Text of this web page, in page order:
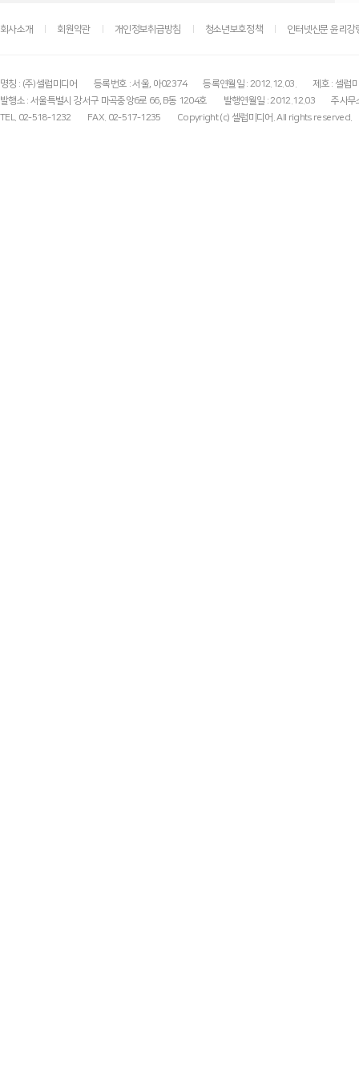
회사소개 회원약관 개인정보취급방침 청소년보호정책 인터넷신문 윤리강
명칭 : (주)셀럽미디어 등록번호 : 서울, 아02374 등록연월일 : 2012.12.03.
제호 : 셀럽
발행소 : 서울특별시 강서구 마곡중앙6로 66, B동 1204호
발행연월일 : 2012.12.03
주사무
TEL. 02-518-1232
FAX. 02-517-1235 Copyright (c) 셀럽미디어. All rights reserved.